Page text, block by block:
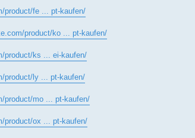
product/fe ... pt-kaufen/
product/ko ... pt-kaufen/
product/ks ... ei-kaufen/
product/ly ... pt-kaufen/
product/mo ... pt-kaufen/
product/ox ... pt-kaufen/